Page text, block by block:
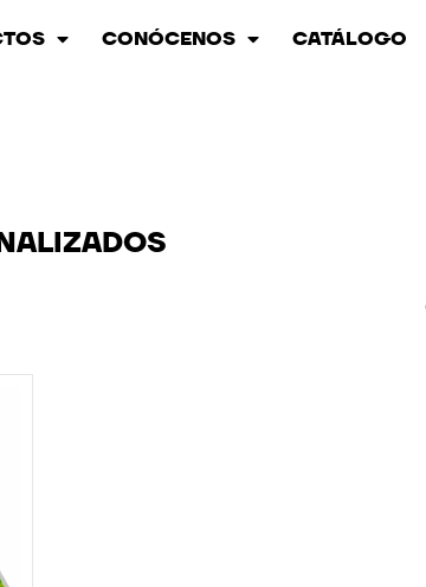
CONÓCENOS CATÁLOGO